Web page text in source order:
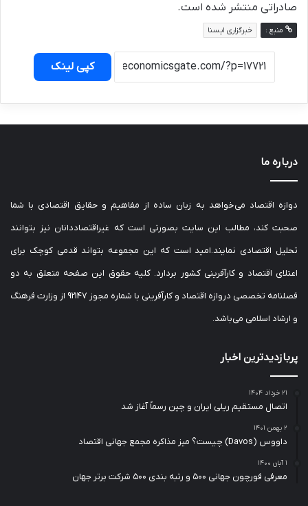
صادراتی منتشر شده است.
منبع : خبرگزاری ایسنا
کپی لینک
درباره ما
دوازه اقتصاد می‌خواهد به زبان ساده از مفاهیم و حقایق اقتصادی با شما
صحبت کند، مطالب این سایت بصورتی است که غیراقتصاددانان نیز بتوانند
تحلیل اقتصادی نمایند.امید است که این مجموعه بتواند قدمی کوچک برای
اعتلای اقتصاد و کارآفرینی کشور بردارد. کلیه حقوق این صفحه متعلق به دو
فصلنامه تخصصی دروازه اقتصاد و کارآفرینی با شماره مجوز 92147 از وزارت فرهنگ
و ارشاد اسلامی می‌باشد.
پربازدیدترین اخبار
۲۱ خرداد ۱۴۰۴
اتصال مستقیم ریلی ایران و چین رسماً آغاز شد
۲ بهمن ۱۴۰۱
داووس (Davos) چیست؟ میز مذاکره مجمع جهانی اقتصاد
۱ آبان ۱۴۰۰
معرفی فورچون جهانی ۵۰۰ و رتبه بندی ۵۰۰ شرکت برتر جهان